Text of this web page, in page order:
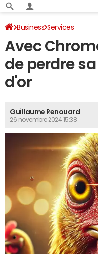
Business Services
Avec
de perdre
d'or
Guillaume Renouard
26 novembre 2024 15:38